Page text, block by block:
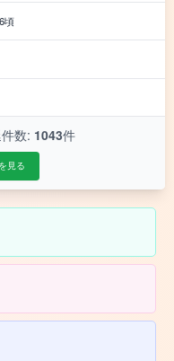
頃
数: 1043件
見る